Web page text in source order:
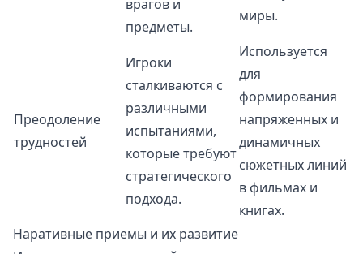
врагов и
предметы.
миры.
Преодоление
трудностей
Игроки
сталкиваются с
различными
испытаниями,
которые требуют
стратегического
подхода.
Используется
для
формирования
напряженных и
динамичных
сюжетных линий
в фильмах и
книгах.
Наративные приемы и их развитие